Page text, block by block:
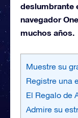
deslumbrante
navegador
muchos años.
Muestre su
Registre una
El Regalo de
Admire su